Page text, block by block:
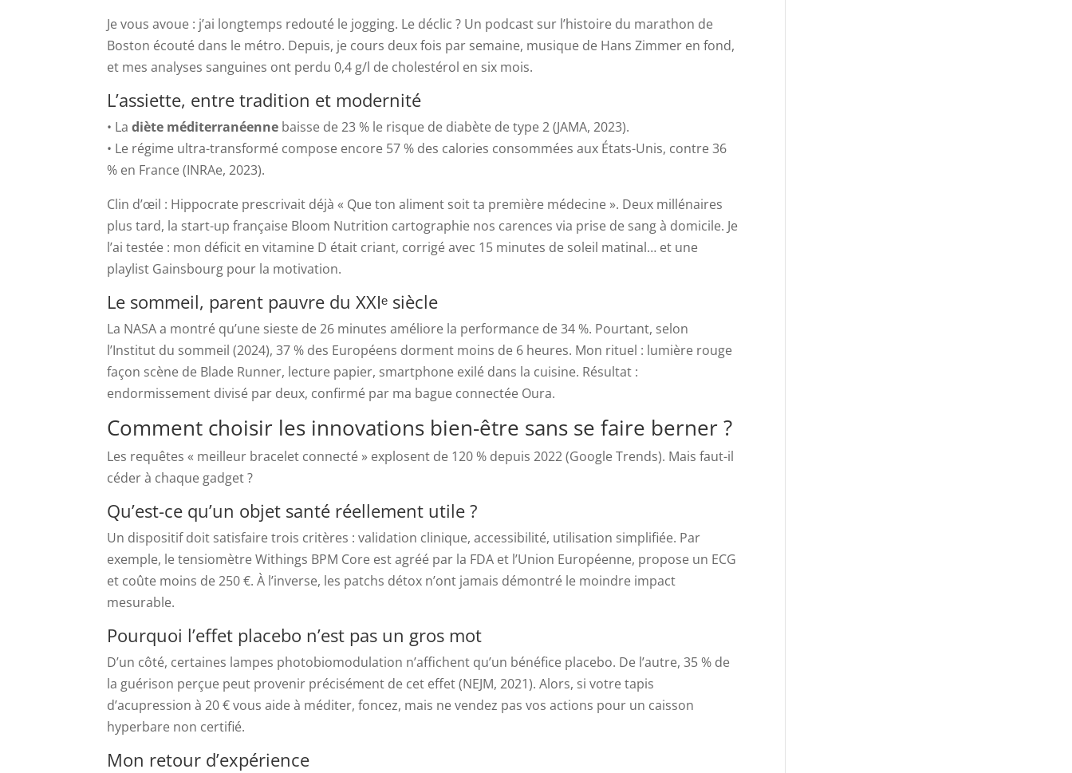
Je vous avoue : j’ai longtemps redouté le jogging. Le déclic ? Un podcast sur l’histoire du marathon de
Boston écouté dans le métro. Depuis, je cours deux fois par semaine, musique de Hans Zimmer en fond,
et mes analyses sanguines ont perdu 0,4 g/l de cholestérol en six mois.
L’assiette, entre tradition et modernité
• Ladiète méditerranéenne baisse de 23 % le risque de diabète de type 2 (JAMA, 2023).
• Le régime ultra-transformé compose encore 57 % des calories consommées aux États-Unis, contre 36
% en France (INRAe, 2023).
Clin d’œil : Hippocrate prescrivait déjà « Que ton aliment soit ta première médecine ». Deux millénaires
plus tard, la start-up française Bloom Nutrition cartographie nos carences via prise de sang à domicile. Je
l’ai testée : mon déficit en vitamine D était criant, corrigé avec 15 minutes de soleil matinal… et une
playlist Gainsbourg pour la motivation.
Le sommeil, parent pauvre du XXIᵉ siècle
La NASA a montré qu’une sieste de 26 minutes améliore la performance de 34 %. Pourtant, selon
l’Institut du sommeil (2024), 37 % des Européens dorment moins de 6 heures. Mon rituel : lumière rouge
façon scène de Blade Runner, lecture papier, smartphone exilé dans la cuisine. Résultat :
endormissement divisé par deux, confirmé par ma bague connectée Oura.
Comment choisir les innovations bien-être sans se faire berner ?
Les requêtes « meilleur bracelet connecté » explosent de 120 % depuis 2022 (Google Trends). Mais faut-il
céder à chaque gadget ?
Qu’est-ce qu’un objet santé réellement utile ?
Un dispositif doit satisfaire trois critères : validation clinique, accessibilité, utilisation simplifiée. Par
exemple, le tensiomètre Withings BPM Core est agréé par la FDA et l’Union Européenne, propose un ECG
et coûte moins de 250 €. À l’inverse, les patchs détox n’ont jamais démontré le moindre impact
mesurable.
Pourquoi l’effet placebo n’est pas un gros mot
D’un côté, certaines lampes photobiomodulation n’affichent qu’un bénéfice placebo. De l’autre, 35 % de
la guérison perçue peut provenir précisément de cet effet (NEJM, 2021). Alors, si votre tapis
d’acupression à 20 € vous aide à méditer, foncez, mais ne vendez pas vos actions pour un caisson
hyperbare non certifié.
Mon retour d’expérience